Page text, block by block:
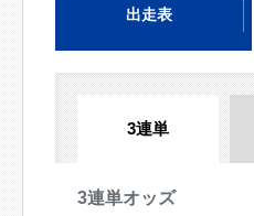
出走表
3連単
3連単オッズ